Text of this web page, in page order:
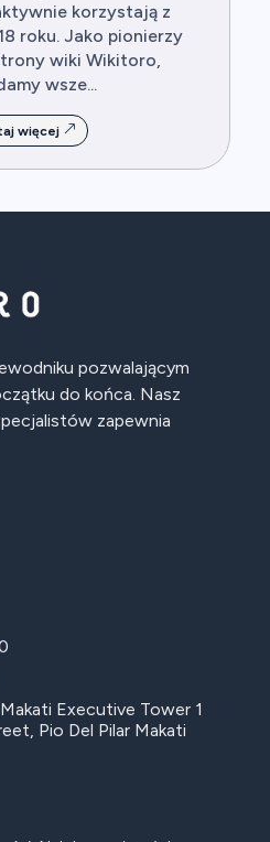
korzystają z
roku. Jako pionierzy
wiki Wikitoro,
wsze...
więcej
pozwalającym
do końca. Nasz
zapewnia
Executive Tower 1
Pio Del Pilar Makati